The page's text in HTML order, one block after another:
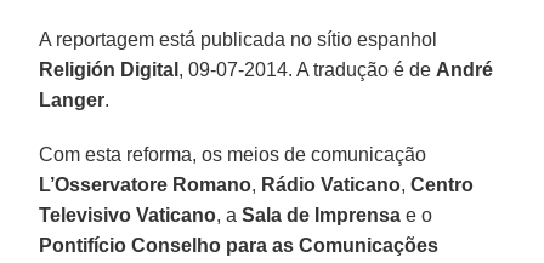
A reportagem está publicada no sítio espanhol
Religión Digital , 09-07-2014. A tradução é de André
Langer.
Com esta reforma, os meios de comunicação
L’Osservatore Romano, Rádio Vaticano,Centro
Televisivo Vaticano, aSala de Imprensa e o
Pontifício Conselho para as Comunicações